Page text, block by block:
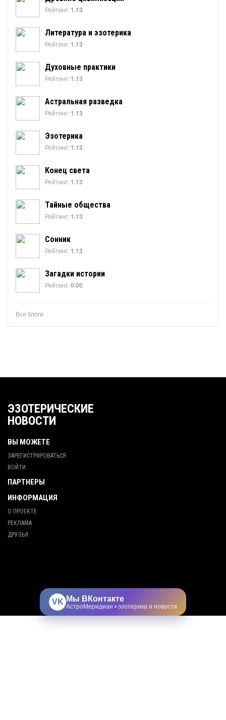
Рейтинг: 1.13
Литература и эзотерика
Рейтинг: 1.13
Духовные практики
Рейтинг: 1.13
Астральная разведка
Рейтинг: 1.13
Эзотерика
Рейтинг: 1.13
Конец света
Рейтинг: 1.13
Тайные общества
Рейтинг: 1.13
Сонник
Рейтинг: 1.13
Загадки истории
Рейтинг:0.00
Все блоги
ЭЗОТЕРИЧЕСКИЕ
НОВОСТИ
ВЫ МОЖЕТЕ
ЗАРЕГИСТРИРОВАТЬСЯ
ВОЙТИ
ПАРТНЕРЫ
ИНФОРМАЦИЯ
О ПРОЕКТЕ
РЕКЛАМА
ДРУЗЬЯ
VK Мы ВКонтакте
АстроМеридиан • эзотерика и новости